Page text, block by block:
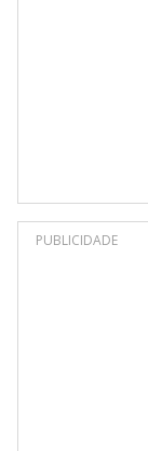
PUBLICIDADE